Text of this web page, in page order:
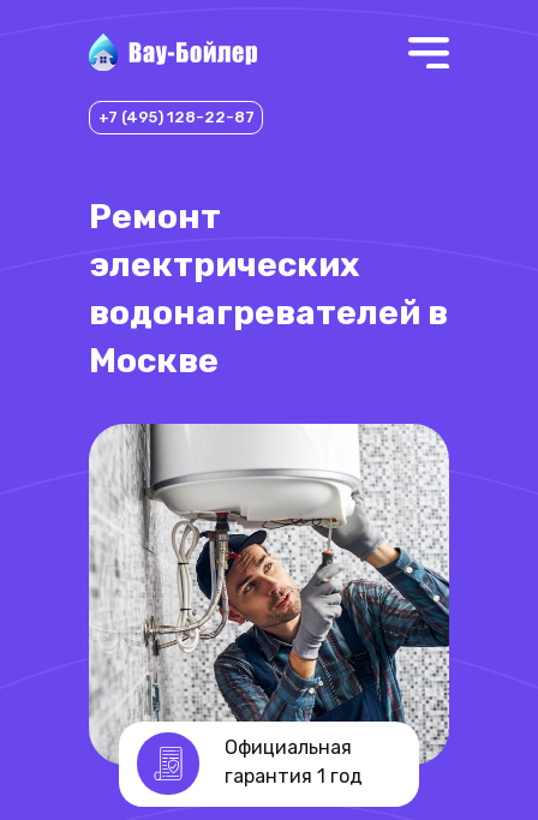
+7 (495) 128-22-87
Ремонт
электрических
водонагревателей в
Москве
Официальная
гарантия 1 год